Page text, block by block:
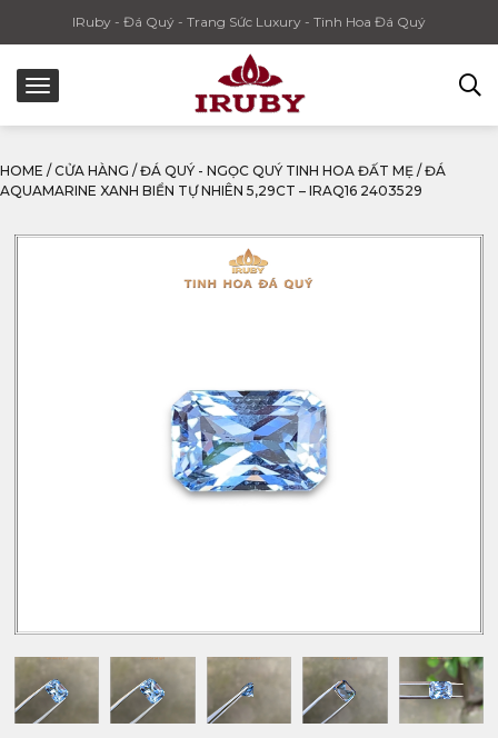
IRuby - Đá Quý - Trang Sức Luxury - Tinh Hoa Đá Quý
HOME / CỬA HÀNG / ĐÁ QUÝ - NGỌC QUÝ TINH HOA ĐẤT MẸ / ĐÁ
AQUAMARINE XANH BIỂN TỰ NHIÊN 5,29CT – IRAQ16 2403529